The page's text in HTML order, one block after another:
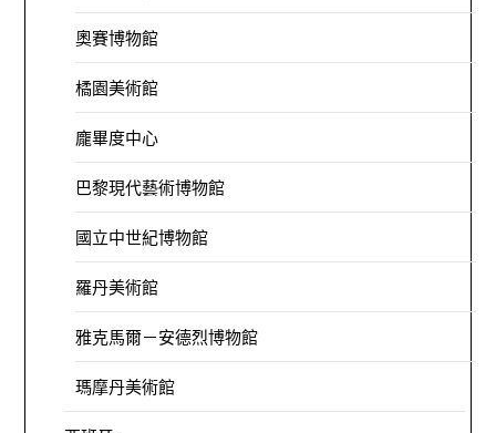
奧賽博物館
橘園美術館
龐畢度中心
巴黎現代藝術博物館
國立中世紀博物館
羅丹美術館
雅克馬爾－安德烈博物館
瑪摩丹美術館